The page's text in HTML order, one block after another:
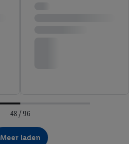
48 / 96
Meer laden